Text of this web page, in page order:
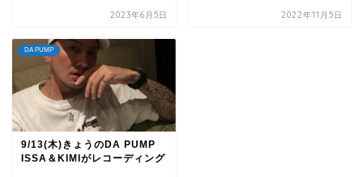
2023年6月5日 2022年11月5日
DA PUMP
9/13(木)きょうのDA PUMP
ISSA＆KIMIがレコーディング